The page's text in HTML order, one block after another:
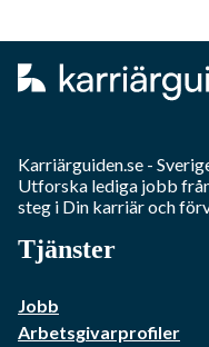
Karriärguiden.se -
Utforska lediga jobb
steg i Din karriär och
Tjänster
Jobb
Arbetsgivarprofiler